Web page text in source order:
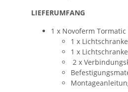
LIEFERUMFANG
1 x Novoferm
1 x
1 x
2 x